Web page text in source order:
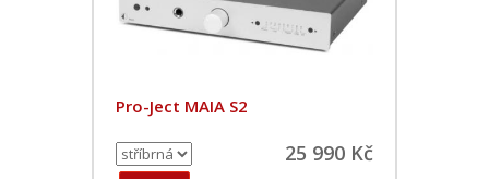
Pro-Ject MAIA S2
25 990 Kč